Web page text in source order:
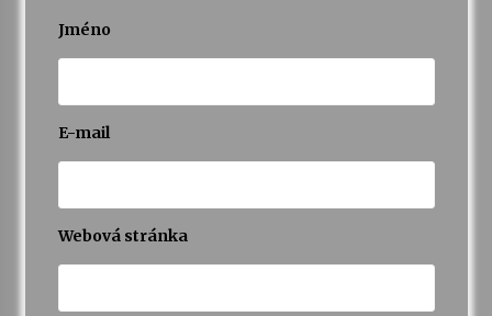
Jméno
E-mail
Webová stránka